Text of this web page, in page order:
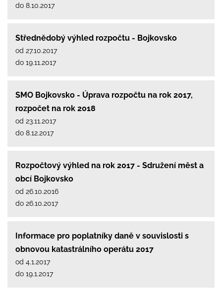
do 8.10.2017
Střednědobý výhled rozpočtu - Bojkovsko
od 27.10.2017
do 19.11.2017
SMO Bojkovsko - Úprava rozpočtu na rok 2017,
rozpočet na rok 2018
od 23.11.2017
do 8.12.2017
Rozpočtový výhled na rok 2017 - Sdružení měst a
obcí Bojkovsko
od 26.10.2016
do 26.10.2017
Informace pro poplatníky daně v souvislosti s
obnovou katastrálního operátu 2017
od 4.1.2017
do 19.1.2017